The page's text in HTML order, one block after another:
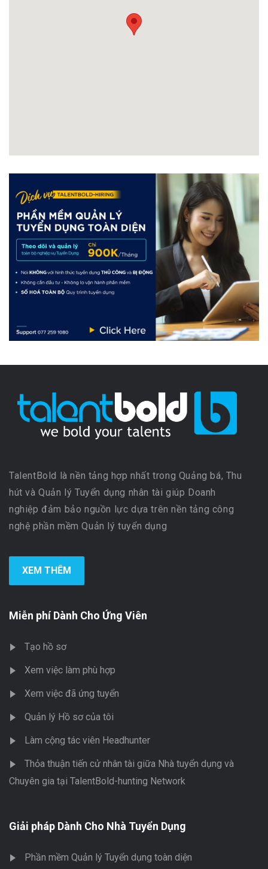
TalentBold là nền tảng hợp nhất trong Quảng bá, Thu
hút và Quản lý Tuyển dụng nhân tài giúp Doanh
nghiệp đảm bảo nguồn lực dựa trên nền tảng công
nghệ phần mềm Quản lý tuyển dụng
XEM THÊM
Miễn phí Dành Cho Ứng Viên
Tạo hồ sơ
Xem việc làm phù hợp
Xem việc đã ứng tuyển
Quản lý Hồ sơ của tôi
Làm cộng tác viên Headhunter
Thỏa thuận tiến cử nhân tài giữa Nhà tuyển dụng và
Chuyên gia tại TalentBold-hunting Network
Giải pháp Dành Cho Nhà Tuyển Dụng
Phần mềm Quản lý Tuyển dụng toàn diện